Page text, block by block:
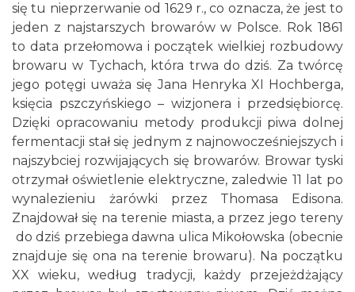
się tu nieprzerwanie od 1629 r., co oznacza, że jest to
jeden z najstarszych browarów w Polsce. Rok 1861
to data przełomowa i początek wielkiej rozbudowy
browaru w Tychach, która trwa do dziś. Za twórcę
jego potęgi uważa się Jana Henryka XI Hochberga,
księcia pszczyńskiego – wizjonera i przedsiębiorcę.
Dzięki opracowaniu metody produkcji piwa dolnej
fermentacji stał się jednym z najnowocześniejszych i
najszybciej rozwijających się browarów. Browar tyski
otrzymał oświetlenie elektryczne, zaledwie 11 lat po
wynalezieniu żarówki przez Thomasa Edisona.
Znajdował się na terenie miasta, a przez jego tereny
do dziś przebiega dawna ulica Mikołowska (obecnie
znajduje się ona na terenie browaru). Na początku
XX wieku, według tradycji, każdy przejeżdżający